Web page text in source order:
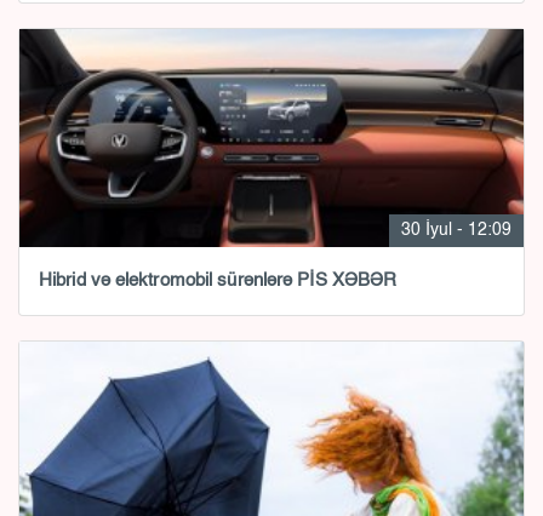
30 İyul - 12:09
Hibrid və elektromobil sürənlərə PİS XƏBƏR